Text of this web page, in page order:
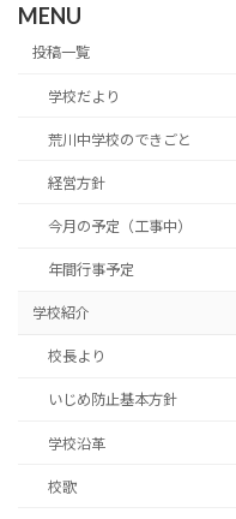
MENU
投稿一覧
学校だより
荒川中学校のできごと
経営方針
今月の予定（工事中）
年間行事予定
学校紹介
校長より
いじめ防止基本方針
学校沿革
校歌